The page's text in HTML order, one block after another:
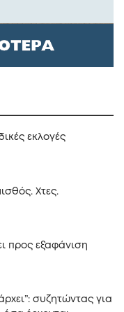
εκλογές
Xτες.
προς εξαφάνιση
συζητώντας για